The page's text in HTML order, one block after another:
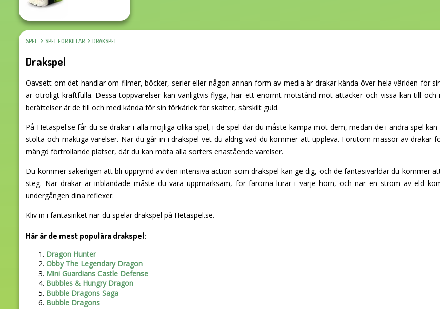
SPEL SPEL FÖR KILLAR DRAKSPEL
Drakspel
Oavsett om det handlar om filmer, böcker, serier eller någon annan form av media är drakar kända över hela världen för
är otroligt kraftfulla. Dessa toppvarelser kan vanligtvis flyga, har ett enormt motstånd mot attacker och vissa kan till
berättelser är de till och med kända för sin förkärlek för skatter, särskilt guld.
På Hetaspel.se får du se drakar i alla möjliga olika spel, i de spel där du måste kämpa mot dem, medan de i andra spel
stolta och mäktiga varelser. När du går in i drakspel vet du aldrig vad du kommer att uppleva. Förutom massor av drakar
mängd förtrollande platser, där du kan möta alla sorters enastående varelser.
Du kommer säkerligen att bli upprymd av den intensiva action som drakspel kan ge dig, och de fantasivärldar du kommer
steg. När drakar är inblandade måste du vara uppmärksam, för farorna lurar i varje hörn, och när en ström av eld
undergången dina reflexer.
Kliv in i fantasiriket när du spelar drakspel på Hetaspel.se.
Här är de mest populära drakspel:
Dragon Hunter
Obby The Legendary Dragon
Mini Guardians Castle Defense
Bubbles & Hungry Dragon
Bubble Dragons Saga
Bubble Dragons